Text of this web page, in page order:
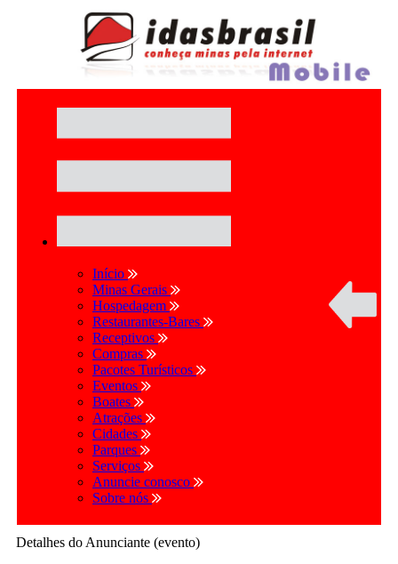
Início
Minas Gerais
Hospedagem
Restaurantes-Bares
Receptivos
Compras
Pacotes Turísticos
Eventos
Boates
Atrações
Cidades
Parques
Serviços
Anuncie conosco
Sobre nós
Detalhes do Anunciante (evento)